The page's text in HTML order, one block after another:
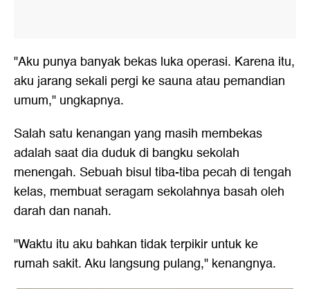
"Aku punya banyak bekas luka operasi. Karena itu,
aku jarang sekali pergi ke sauna atau pemandian
umum," ungkapnya.
Salah satu kenangan yang masih membekas
adalah saat dia duduk di bangku sekolah
menengah. Sebuah bisul tiba-tiba pecah di tengah
kelas, membuat seragam sekolahnya basah oleh
darah dan nanah.
"Waktu itu aku bahkan tidak terpikir untuk ke
rumah sakit. Aku langsung pulang," kenangnya.